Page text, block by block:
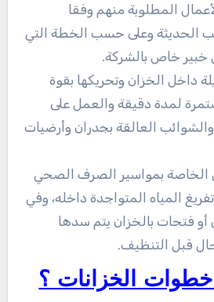
المطلوبة منهم وفقا
الحديثة وعلى حسب الخطة التي
خاص بالشركة.
داخل الخزان وتحريكها بقوة
لمدة دقيقة والعمل على
العالقة بجدران وأرضيات
الخاصة بمواسير الصرف الصحي
المياه المتواجدة داخله، وفي
فتحات بالخزان يتم سدها
قبل التنظيف.
الخزانات ؟